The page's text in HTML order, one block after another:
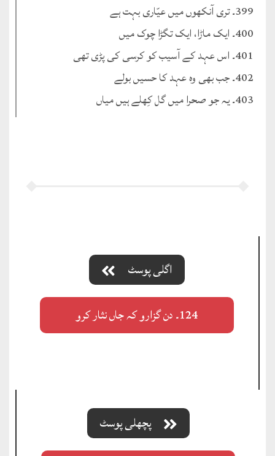
399۔ تری آنکھوں میں عیّاری بہت ہے
400۔ ایک ماڑا، ایک تگڑا چوک میں
401۔ اس عہد کے آسیب کو کرسی کی پڑی تھی
402۔ جب بھی وہ عہد کا حسیں بولے
403۔ یہ جو صحرا میں گل کِھلے ہیں میاں
اگلی پوسٹ
124۔ دن گزارو کہ جاں نثار کرو
پچھلی پوسٹ